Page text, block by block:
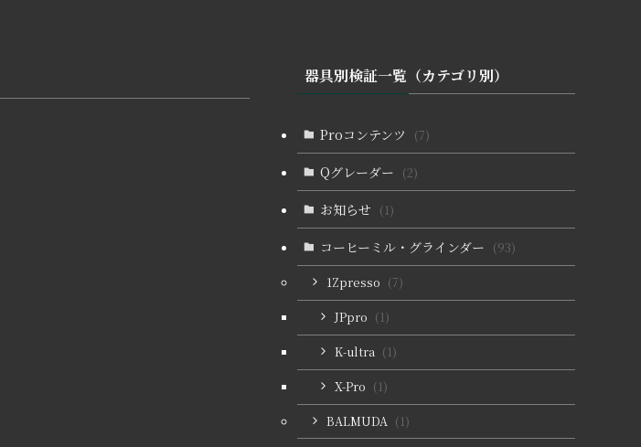
器具別検証一覧（カテゴリ別）
Proコンテンツ (7)
Qグレーダー (2)
お知らせ (1)
コーヒーミル・グラインダー (93)
1Zpresso (7)
JPpro (1)
K-ultra (1)
X-Pro (1)
BALMUDA (1)